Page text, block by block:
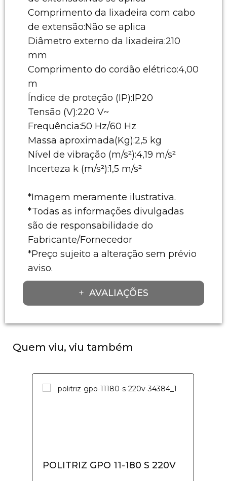
Comprimento da lixadeira com cabo
de extensão:Não se aplica
Diâmetro externo da lixadeira:210
mm
Comprimento do cordão elétrico:4,00
m
Índice de proteção (IP):IP20
Tensão (V):220 V~
Frequência:50 Hz/60 Hz
Massa aproximada(Kg):2,5 kg
Nível de vibração (m/s²):4,19 m/s²
Incerteza k (m/s²):1,5 m/s²
*Imagem meramente ilustrativa.
*Todas as informações divulgadas
são de responsabilidade do
Fabricante/Fornecedor
*Preço sujeito a alteração sem prévio
aviso.
AVALIAÇÕES
Quem viu, viu também
POLITRIZ GPO 11-180 S 220V